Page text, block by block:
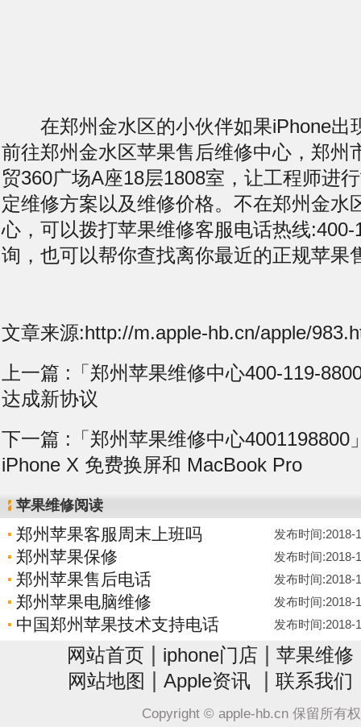
在郑州金水区的小伙伴如果iPhone出
前往郑州金水区苹果售后维修中心，郑州
贸360广场A座18层1808室，让工程师进
定维修方案以及维修价格。不在郑州金水
心，可以拨打苹果维修客服电话热线:400-
询，也可以帮你查找离你最近的正规苹果
文章来源:http://m.apple-hb.cn/apple/
上一篇 : 「郑州苹果维修中心400-119-
达成新协议
下一篇 : 「郑州苹果维修中心4001198800
iPhone X 免费换屏和 MacBook Pro
苹果维修阅读
郑州苹果客服周末上班吗 发布时间:2018-
郑州苹果保修 发布时间:2018-
郑州苹果售后电话 发布时间:2018-
郑州苹果电脑维修 发布时间:2018-
中国郑州苹果技术支持电话 发布时间:2018-
网站首页 iphone门店 苹果维修
网站地图 Apple资讯 联系我们
Copyright © apple-hb.cn 保留所有